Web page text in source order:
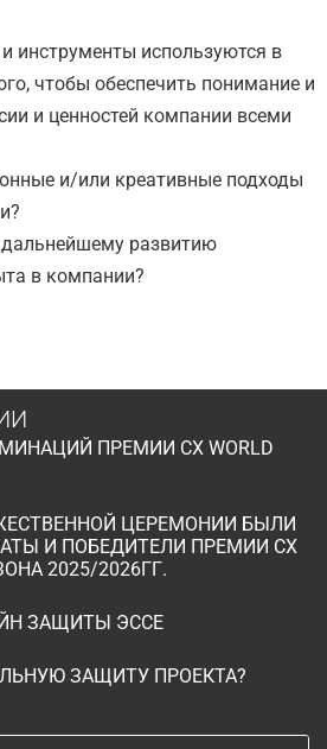
инструменты используются в
чтобы обеспечить понимание и
и ценностей компании всеми
и/или креативные подходы
развитию
в компании?
ПРЕМИИ CX WORLD
ЦЕРЕМОНИИ БЫЛИ
И ПОБЕДИТЕЛИ ПРЕМИИ CX
2025/2026ГГ.
ЗАЩИТЫ ЭССЕ
ЗАЩИТУ ПРОЕКТА?